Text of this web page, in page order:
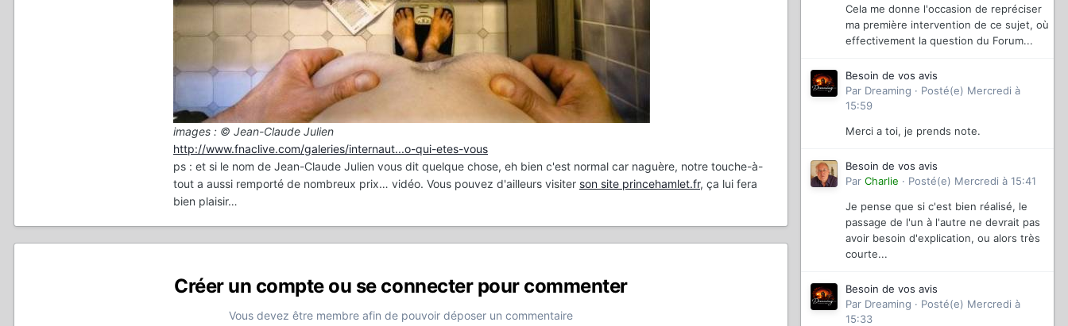
images : © Jean-Claude Julien
http://www.fnaclive.com/galeries/internaut...o-qui-etes-vous
ps : et si le nom de Jean-Claude Julien vous dit quelque chose, eh bien c'est normal car naguère, notre touche-à-
tout a aussi remporté de nombreux prix… vidéo. Vous pouvez d'ailleurs visiter son site princehamlet.fr, ça lui fera
bien plaisir…
Créer un compte ou se connecter pour commenter
Vous devez être membre afin de pouvoir déposer un commentaire
Cela me donne l'occasion de repréciser
ma première intervention de ce sujet, où
effectivement la question du Forum...
Besoin de vos avis
Par Dreaming · Posté(e) Mercredi à
15:59
Merci a toi, je prends note.
Besoin de vos avis
Par Charlie · Posté(e) Mercredi à 15:41
Je pense que si c'est bien réalisé, le
passage de l'un à l'autre ne devrait pas
avoir besoin d'explication, ou alors très
courte...
Besoin de vos avis
Par Dreaming · Posté(e) Mercredi à
15:33